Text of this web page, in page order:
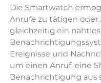
Die Smartwatch
Anrufe zu tätigen
gleichzeitig ein
Ereignisse und
um einen Anruf, eine
Benachrichtigung aus